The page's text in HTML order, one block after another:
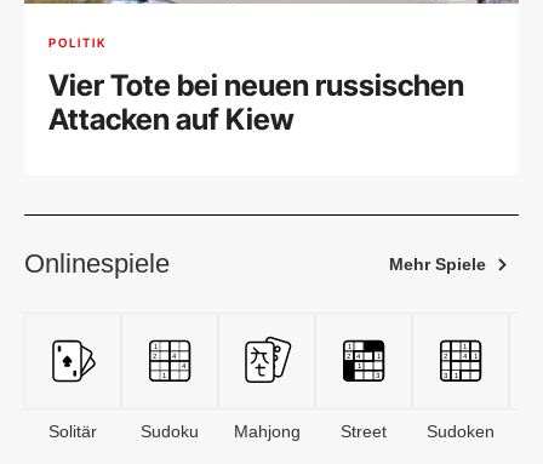
POLITIK
Vier Tote bei neuen russischen
Attacken auf Kiew
Onlinespiele Mehr Spiele
Solitär Sudoku Mahjong Street Sudoken